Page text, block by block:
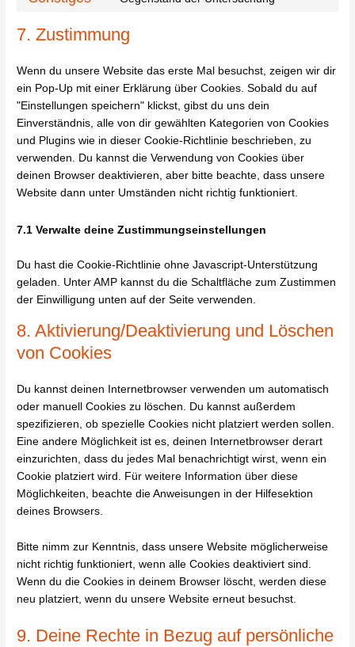
7. Zustimmung
Wenn du unsere Website das erste Mal besuchst, zeigen wir dir
ein Pop-Up mit einer Erklärung über Cookies. Sobald du auf
"Einstellungen speichern" klickst, gibst du uns dein
Einverständnis, alle von dir gewählten Kategorien von Cookies
und Plugins wie in dieser Cookie-Richtlinie beschrieben, zu
verwenden. Du kannst die Verwendung von Cookies über
deinen Browser deaktivieren, aber bitte beachte, dass unsere
Website dann unter Umständen nicht richtig funktioniert.
7.1 Verwalte deine Zustimmungseinstellungen
Du hast die Cookie-Richtlinie ohne Javascript-Unterstützung
geladen. Unter AMP kannst du die Schaltfläche zum Zustimmen
der Einwilligung unten auf der Seite verwenden.
8. Aktivierung/Deaktivierung und Löschen
von Cookies
Du kannst deinen Internetbrowser verwenden um automatisch
oder manuell Cookies zu löschen. Du kannst außerdem
spezifizieren, ob spezielle Cookies nicht platziert werden sollen.
Eine andere Möglichkeit ist es, deinen Internetbrowser derart
einzurichten, dass du jedes Mal benachrichtigt wirst, wenn ein
Cookie platziert wird. Für weitere Information über diese
Möglichkeiten, beachte die Anweisungen in der Hilfesektion
deines Browsers.
Bitte nimm zur Kenntnis, dass unsere Website möglicherweise
nicht richtig funktioniert, wenn alle Cookies deaktiviert sind.
Wenn du die Cookies in deinem Browser löscht, werden diese
neu platziert, wenn du unsere Website erneut besuchst.
9. Deine Rechte in Bezug auf persönliche